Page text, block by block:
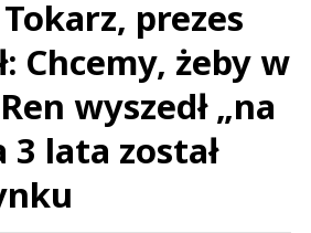
prezes
Chcemy, żeby w
wyszedł „na
3 lata został